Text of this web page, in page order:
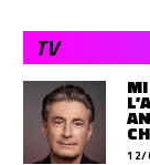
TV
12/